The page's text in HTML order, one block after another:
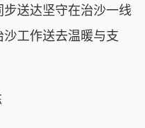
送达坚守在治沙一线
工作送去温暖与支